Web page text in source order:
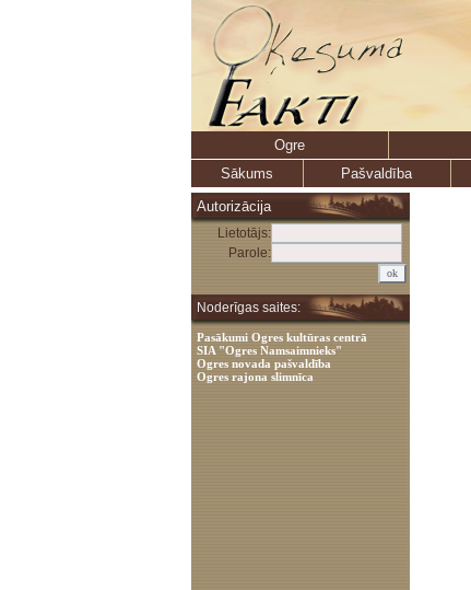
Ogre
Sākums
Pašvaldība
Autorizācija
Lietotājs:
Parole:
Noderīgas saites:
Pasākumi Ogres kultūras centrā
SIA "Ogres Namsaimnieks"
Ogres novada pašvaldība
Ogres rajona slimnīca